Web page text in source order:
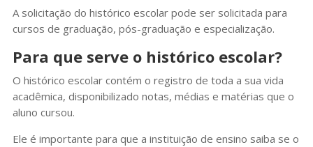
A solicitação do histórico escolar pode ser solicitada para
cursos de graduação, pós-graduação e especialização.
Para que serve o histórico escolar?
O histórico escolar contém o registro de toda a sua vida
acadêmica, disponibilizado notas, médias e matérias que o
aluno cursou.
Ele é importante para que a instituição de ensino saiba se o